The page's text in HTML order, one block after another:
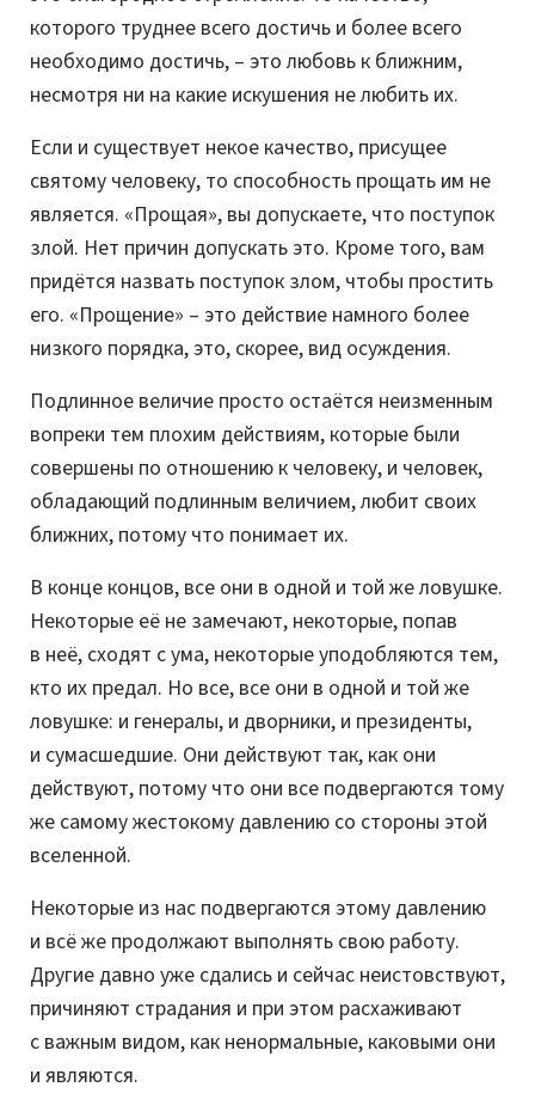
которого труднее всего достичь и более всего
необходимо достичь, – это любовь к ближним,
несмотря ни на какие искушения не любить их.
Если и существует некое качество, присущее
святому человеку, то способность прощать им не
является. «Прощая», вы допускаете, что поступок
злой. Нет причин допускать это. Кроме того, вам
придётся назвать поступок злом, чтобы простить
его. «Прощение» – это действие намного более
низкого порядка, это, скорее, вид осуждения.
Подлинное величие просто остаётся неизменным
вопреки тем плохим действиям, которые были
совершены по отношению к человеку, и человек,
обладающий подлинным величием, любит своих
ближних, потому что понимает их.
В конце концов, все они в одной и той же ловушке.
Некоторые её не замечают, некоторые, попав
в неё, сходят с ума, некоторые уподобляются тем,
кто их предал. Но все, все они в одной и той же
ловушке: и генералы, и дворники, и президенты,
и сумасшедшие. Они действуют так, как они
действуют, потому что они все подвергаются тому
же самому жестокому давлению со стороны этой
вселенной.
Некоторые из нас подвергаются этому давлению
и всё же продолжают выполнять свою работу.
Другие давно уже сдались и сейчас неистовствуют,
причиняют страдания и при этом расхаживают
с важным видом, как ненормальные, каковыми они
и являются.